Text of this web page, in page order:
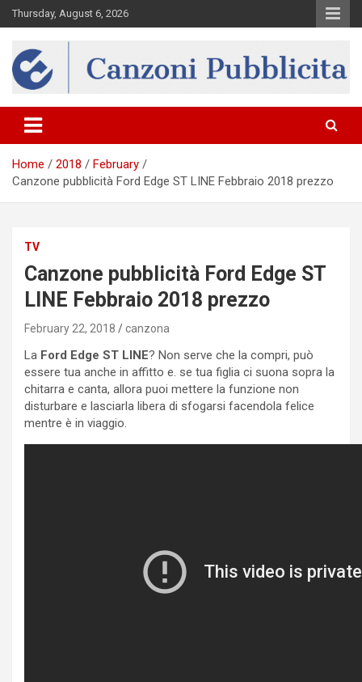
Skip
to
Thursday, August 6, 2026
Canzona
Home 2018
February
Canzone pubblicità Ford Edge ST LINE Febbraio 2018 prezzo
TV
Canzone pubblicità Ford Edge ST
LINE Febbraio 2018 prezzo
February 22, 2018 canzona
La Ford Edge ST LINE? Non serve che la compri, può
essere tua anche in affitto e. se tua figlia ci suona sopra la
chitarra e canta, allora puoi mettere la funzione non
disturbare e lasciarla libera di sfogarsi facendola felice
mentre è in viaggio.